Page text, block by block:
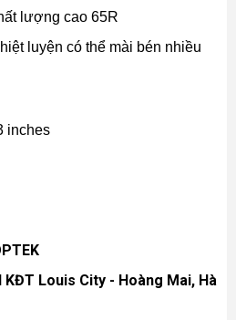
lượng cao 65R
luyện có thể mài bén nhiều
inches
Louis City - Hoàng Mai, Hà